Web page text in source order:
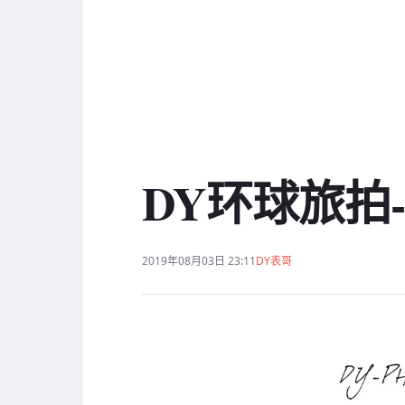
DY环球旅
2019年08月03日 23:11DY表哥